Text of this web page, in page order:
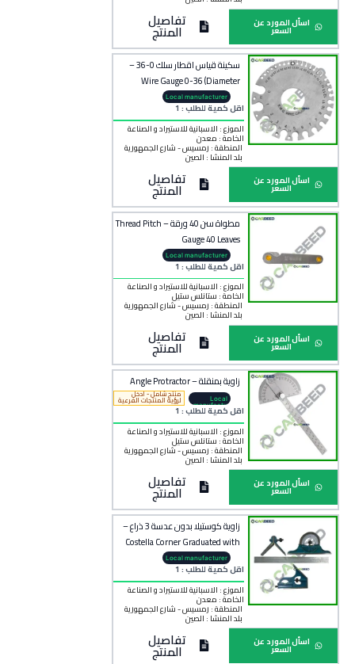
اسأل المورد عن
السعر تفاصيل
المنتج
سكينة قياس اقطار سلك 0-36 –
Wire Gauge 0-36 (Diameter
Measuring Tool)
Local manufacturer
اقل كمية للطلب : 1
الموزع : الاسبانية للاستيراد و الصناعة
الخامة : معدن
المنطقة : رمسيس - شارع الجمهورية
بلد المنشأ :الصين
اسأل المورد عن
السعر تفاصيل
المنتج
مطواة سن 40 ورقة – Thread Pitch
Gauge 40 Leaves
Local manufacturer
اقل كمية للطلب : 1
الموزع : الاسبانية للاستيراد و الصناعة
الخامة : ستانلس ستيل
المنطقة : رمسيس - شارع الجمهورية
بلد المنشأ : الصين
اسأل المورد عن
السعر تفاصيل
المنتج
زاوية بمنقلة – Angle Protractor
Local
manufactu
rer
منتج شامل - ادخل
لرؤية المنتجات الفرعية
اقل كمية للطلب : 1
الموزع : الاسبانية للاستيراد و الصناعة
الخامة : ستانلس ستيل
المنطقة : رمسيس - شارع الجمهورية
بلد المنشأ :الصين
اسأل المورد عن
السعر تفاصيل
المنتج
زاوية كوستيلا بدون عدسة 3 ذراع –
Costella Corner Graduated with
Lens (3 Arms)
Local manufacturer
اقل كمية للطلب : 1
الموزع : الاسبانية للاستيراد و الصناعة
الخامة : معدن
المنطقة : رمسيس - شارع الجمهورية
بلد المنشأ :الصين
اسأل المورد عن
السعر تفاصيل
المنتج